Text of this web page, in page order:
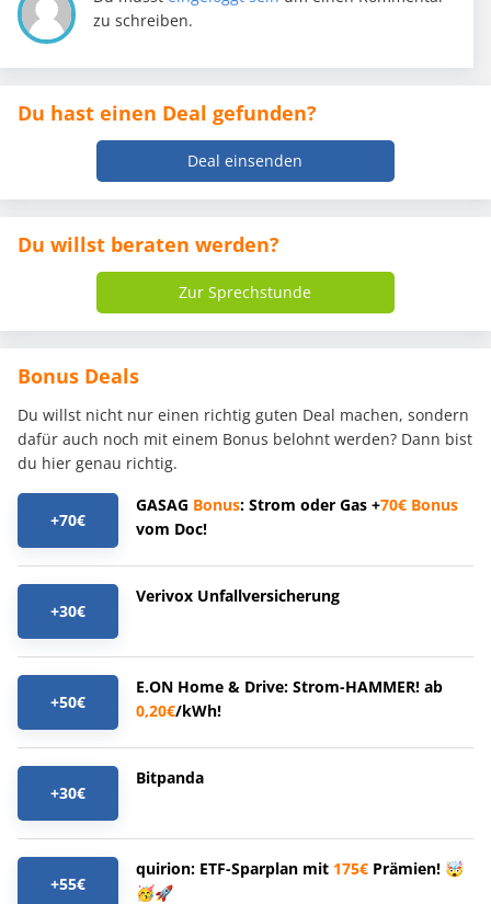
zu schreiben.
Du hast einen Deal gefunden?
Deal einsenden
Du willst beraten werden?
Zur Sprechstunde
Bonus Deals
Du willst nicht nur einen richtig guten Deal machen, sondern
dafür auch noch mit einem Bonus belohnt werden? Dann bist
du hier genau richtig.
+70€
GASAG Bonus: Strom oder Gas +70€ Bonus
vom Doc!
+30€
Verivox Unfallversicherung
+50€
E.ON Home & Drive: Strom-HAMMER! ab
0,20€/kWh!
+30€
Bitpanda
+55€
quirion: ETF-Sparplan mit 175€ Prämien! 🤯
🥳🚀